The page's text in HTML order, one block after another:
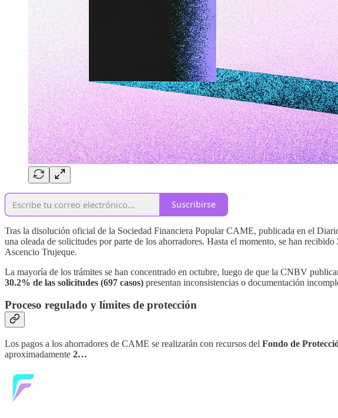
Suscribirse
Tras la disolución oficial de la Sociedad Financiera Popular CAME, publicada en el
una oleada de solicitudes por parte de los ahorradores. Hasta el momento, se han recibido
Ascencio Trujeque.
La mayoría de los trámites se han concentrado en octubre, luego de que la CNBV
30.2% de las solicitudes (697 casos) presentan inconsistencias o documentación
Proceso regulado y límites de protección
Los pagos a los ahorradores de CAME se realizarán con recursos del Fondo de
aproximadamente 2…